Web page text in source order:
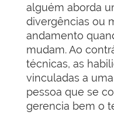
alguém aborda
divergências ou
andamento
mudam. Ao
técnicas, as
vinculadas a
pessoa que se
gerencia bem o